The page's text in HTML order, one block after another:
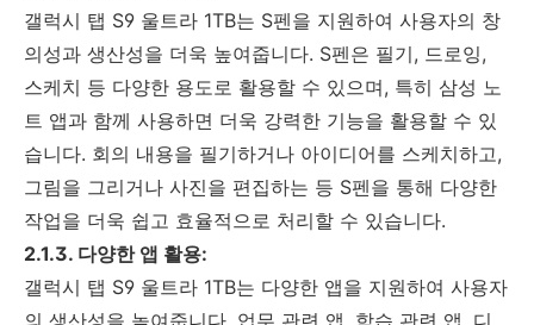
갤럭시 탭 S9 울트라 1TB는 S펜을 지원하여 사용자의 창
의성과 생산성을 더욱 높여줍니다. S펜은 필기, 드로잉,
스케치 등 다양한 용도로 활용할 수 있으며, 특히 삼성 노
트 앱과 함께 사용하면 더욱 강력한 기능을 활용할 수 있
습니다. 회의 내용을 필기하거나 아이디어를 스케치하고,
그림을 그리거나 사진을 편집하는 등 S펜을 통해 다양한
작업을 더욱 쉽고 효율적으로 처리할 수 있습니다.
2.1.3. 다양한 앱 활용:
갤럭시 탭 S9 울트라 1TB는 다양한 앱을 지원하여 사용자
의 생산성을 높여줍니다. 업무 관련 앱, 학습 관련 앱, 디